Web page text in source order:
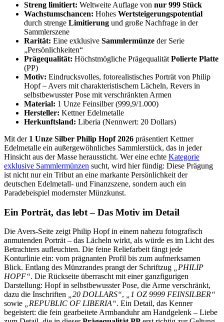
Streng limitiert: Weltweite Auflage von nur 999 Stück
Wachstumschancen: Hohes Wertsteigerungspotential
durch strenge Limitierung und große Nachfrage in der
Sammlerszene
Rarität: Eine exklusive Sammlermünze der Serie
„Persönlichkeiten“
Prägequalität: Höchstmögliche Prägequalität Polierte Platte
(PP)
Motiv: Eindrucksvolles, fotorealistisches Porträt von Philip
Hopf – Avers mit charakteristischem Lächeln, Revers in
selbstbewusster Pose mit verschränkten Armen
Material: 1 Unze Feinsilber (999,9/1.000)
Hersteller: Kettner Edelmetalle
Herkunftsland: Liberia (Nennwert: 20 Dollars)
Mit der 1 Unze Silber Philip Hopf 2026 präsentiert Kettner
Edelmetalle ein außergewöhnliches Sammlerstück, das in jeder
Hinsicht aus der Masse heraussticht. Wer eine echte Kategorie
exklusive Sammlermünzen sucht, wird hier fündig: Diese Prägung
ist nicht nur ein Tribut an eine markante Persönlichkeit der
deutschen Edelmetall- und Finanzszene, sondern auch ein
Paradebeispiel modernster Münzkunst.
Ein Porträt, das lebt – Das Motiv im Detail
Die Avers-Seite zeigt Philip Hopf in einem nahezu fotografisch
anmutenden Porträt – das Lächeln wirkt, als würde es im Licht des
Betrachters aufleuchten. Die feine Reliefarbeit fängt jede
Konturlinie ein: vom prägnanten Profil bis zum aufmerksamen
Blick. Entlang des Münzrandes prangt der Schriftzug „PHILIP
HOPF“. Die Rückseite überrascht mit einer ganzfigurigen
Darstellung: Hopf in selbstbewusster Pose, die Arme verschränkt,
dazu die Inschriften „20 DOLLARS“, „1 OZ 9999 FEINSILBER“
sowie „REPUBLIC OF LIBERIA“. Ein Detail, das Kenner
begeistert: die fein gearbeitete Armbanduhr am Handgelenk – Liebe